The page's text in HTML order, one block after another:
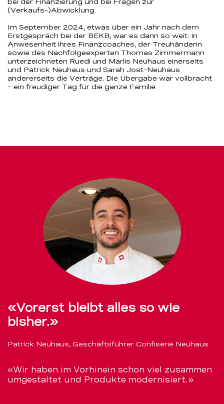
(Verkaufs-)Abwicklung.
Im September 2024, etwas über ein Jahr nach dem
Erstgespräch bei der BEKB, war es dann so weit: In
Anwesenheit ihres Finanzcoaches, der Treuhänderin
sowie des Nachfolgeexperten Thomas Zimmermann
unterzeichneten Ruedi und Marlis Neuhaus einerseits
und Patrick Neuhaus und Sarah Jost-Neuhaus
andererseits die Verträge. Die Übergabe war vollbracht
– ein freudiger Tag für die ganze Familie.
«Vorerst bleibt alles so wie
bisher.»
Patrick Neuhaus, Geschäftsführer Confiserie Neuhaus
«Wir haben im Vorhinein schon viel zusammen
umgestaltet und Produkte modernisiert.»